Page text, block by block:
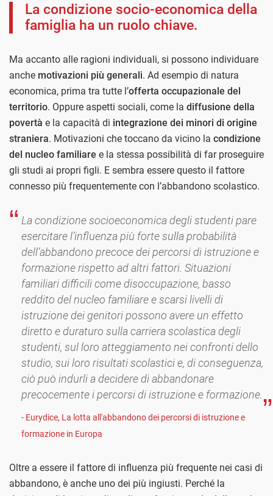
La condizione socio-economica della
famiglia ha un ruolo chiave.
Ma accanto alle ragioni individuali, si possono individuare
anche motivazioni più generali. Ad esempio di natura
economica, prima tra tutte l’offerta occupazionale del
territorio. Oppure aspetti sociali, come la diffusione della
povertà e la capacità di integrazione dei minori di origine
straniera. Motivazioni che toccano da vicino la condizione
del nucleo familiare e la stessa possibilità di far proseguire
gli studi ai propri figli. E sembra essere questo il fattore
connesso più frequentemente con l’abbandono scolastico.
La condizione socioeconomica degli studenti pare
esercitare l’influenza più forte sulla probabilità
dell’abbandono precoce dei percorsi di istruzione e
formazione rispetto ad altri fattori. Situazioni
familiari difficili come disoccupazione, basso
reddito del nucleo familiare e scarsi livelli di
istruzione dei genitori possono avere un effetto
diretto e duraturo sulla carriera scolastica degli
studenti, sul loro atteggiamento nei confronti dello
studio, sui loro risultati scolastici e, di conseguenza,
ciò può indurli a decidere di abbandonare
precocemente i percorsi di istruzione e formazione.
- Eurydice, La lotta all'abbandono dei percorsi di istruzione e
formazione in Europa
Oltre a essere il fattore di influenza più frequente nei casi di
abbandono, è anche uno dei più ingiusti. Perché la